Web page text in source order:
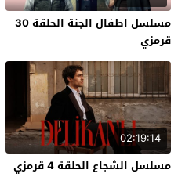
مسلسل اطفال الجنة الحلقة 30
قرمزي
02:19:14
مسلسل الشجاع الحلقة 4 قرمزي